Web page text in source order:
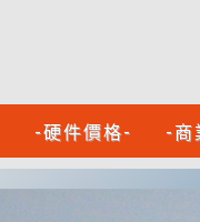
-硬件價格- -商